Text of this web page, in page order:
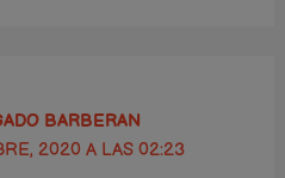
BARBERAN
2020 A LAS 02:23